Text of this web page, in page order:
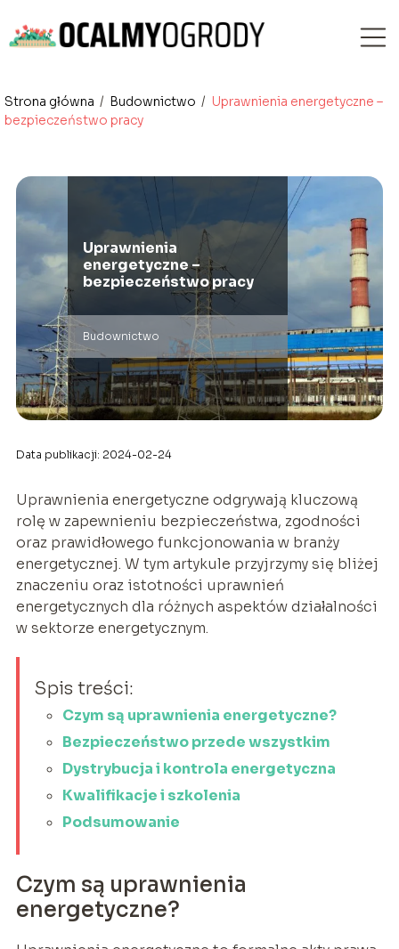
Strona główna / Budownictwo / Uprawnienia energetyczne –
bezpieczeństwo pracy
Uprawnienia
energetyczne –
bezpieczeństwo pracy
Budownictwo
Data publikacji: 2024-02-24
Uprawnienia energetyczne odgrywają kluczową
rolę w zapewnieniu bezpieczeństwa, zgodności
oraz prawidłowego funkcjonowania w branży
energetycznej. W tym artykule przyjrzymy się bliżej
znaczeniu oraz istotności uprawnień
energetycznych dla różnych aspektów działalności
w sektorze energetycznym.
Spis treści:
Czym są uprawnienia energetyczne?
Bezpieczeństwo przede wszystkim
Dystrybucja i kontrola energetyczna
Kwalifikacje i szkolenia
Podsumowanie
Czym są uprawnienia
energetyczne?